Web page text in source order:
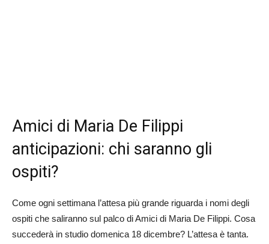
Amici di Maria De Filippi
anticipazioni: chi saranno gli
ospiti?
Come ogni settimana l’attesa più grande riguarda i nomi degli
ospiti che saliranno sul palco di Amici di Maria De Filippi. Cosa
succederà in studio domenica 18 dicembre? L’attesa è tanta.